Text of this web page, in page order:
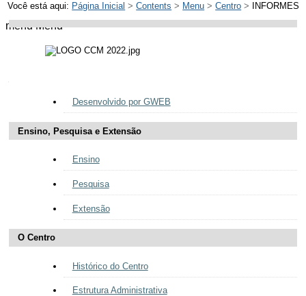
Você está aqui: Página Inicial >Contents > Menu >Centro > INFORMES
menu Menu
Desenvolvido por GWEB
Ensino, Pesquisa e Extensão
Ensino
Pesquisa
Extensão
O Centro
Histórico do Centro
Estrutura Administrativa